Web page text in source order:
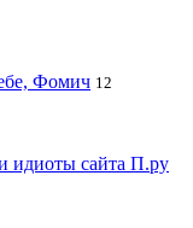
Фомич 12
идиоты сайта П.ру